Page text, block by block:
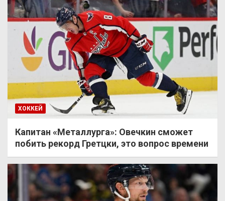
ХОККЕЙ
Капитан «Металлурга»: Овечкин сможет
побить рекорд Гретцки, это вопрос времени